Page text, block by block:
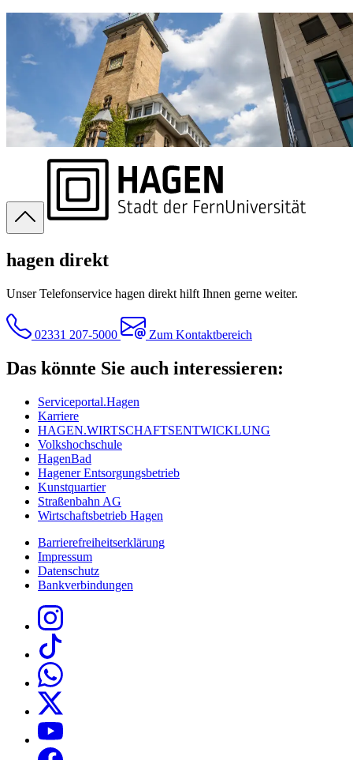
hagen direkt
Unser Telefonservice hagen direkt hilft Ihnen gerne weiter.
02331 207-5000 Zum Kontaktbereich
Das könnte Sie auch interessieren:
Serviceportal.Hagen
Karriere
HAGEN.WIRTSCHAFTSENTWICKLUNG
Volkshochschule
HagenBad
Hagener Entsorgungsbetrieb
Kunstquartier
Straßenbahn AG
Wirtschaftsbetrieb Hagen
Barrierefreiheitserklärung
Impressum
Datenschutz
Bankverbindungen